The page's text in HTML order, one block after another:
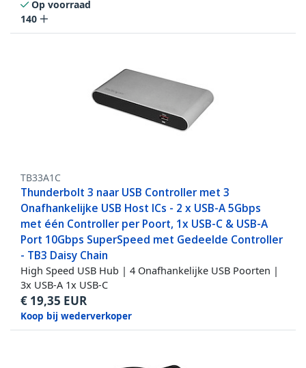
Op voorraad
140
TB33A1C
Thunderbolt 3 naar USB Controller met 3
Onafhankelijke USB Host ICs - 2 x USB-A 5Gbps
met één Controller per Poort, 1x USB-C & USB-A
Port 10Gbps SuperSpeed met Gedeelde Controller
- TB3 Daisy Chain
High Speed USB Hub | 4 Onafhankelijke USB Poorten |
3x USB-A 1x USB-C
€ 19,35 EUR
Koop bij wederverkoper